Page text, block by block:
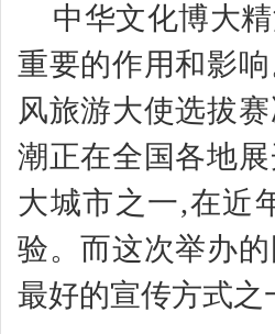
中华文化博大
重要的作用和影
风旅游大使选拔
潮正在全国各地
大城市之一,在近
验。而这次举办
最好的宣传方式之